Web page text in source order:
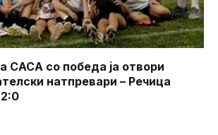
со победа ја отвори
натпревари – Речица